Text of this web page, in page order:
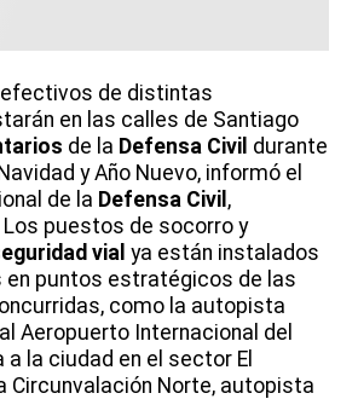
de distintas
en las calles de Santiago
de la Defensa Civil durante
y Año Nuevo, informó el
de la Defensa Civil ,
Los puestos de socorro y
vial ya están instalados
en puntos estratégicos de las
como la autopista
Aeropuerto Internacional del
a la ciudad en el sector El
Circunvalación Norte, autopista